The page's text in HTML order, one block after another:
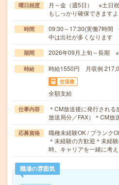
曜日頻度
月～金（週5日） ※土日
もしっかり確保できますよ
時間
09:30～17:30(実働7時間
中は出社が多くなります
期間 2026年09月上旬～長期
時給 時給1550円 月収例
交通費
全額支給
仕事内容
＊CM放送後に発行され
放送局分／FAX）＊CM
応募資格
職種未経験OK / ブランク
＊未経験の方歓迎＊未経
時、キャリアを一緒に考
職場の雰囲気